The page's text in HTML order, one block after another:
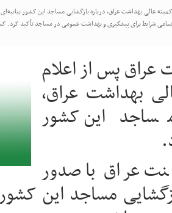
عالی بهداشت عراق، درباره بازگشایی مساجد این کشور
شرایط برای پیشگیری و بهداشت عمومی در مساجد تأکید کرد.
پس از اعلام
بهداشت عراق،
این کشور
عراق با صدور
مساجد این